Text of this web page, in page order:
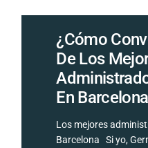
¿Cómo
De Los
En
Los mejores
Barcelona Si yo,